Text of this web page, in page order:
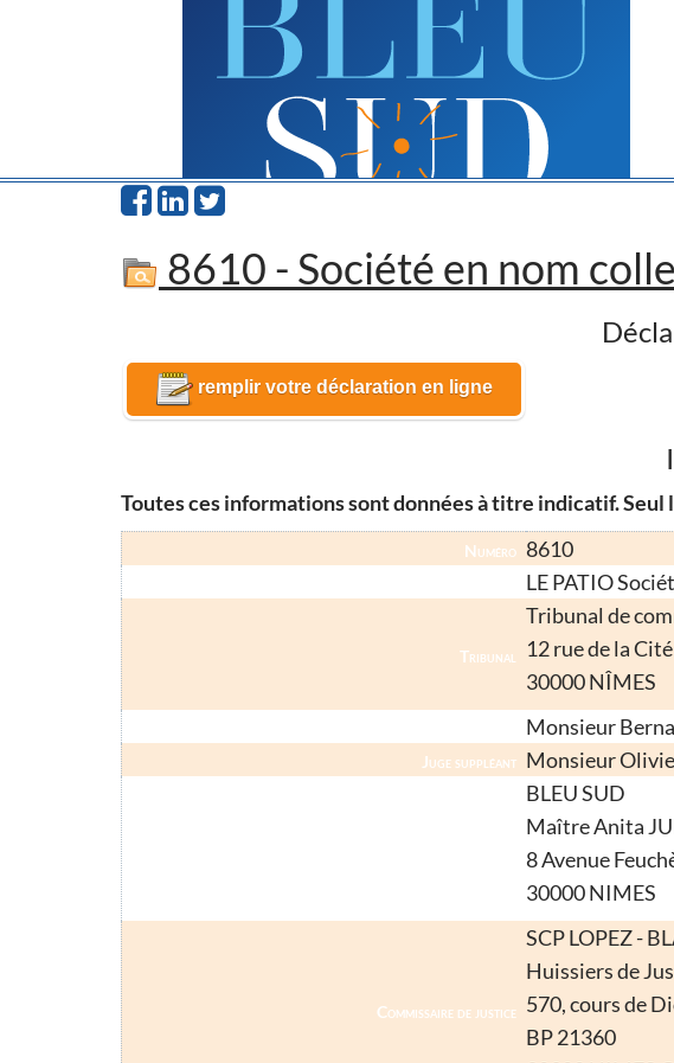
8610 - Société en nom
remplir votre déclaration en ligne
Toutes ces informations sont données à titre indicatif.
Numéro 8610
LE PATIO
Tribunal
Tribunal de
12 rue de la
30000 NÎMES
Monsieur
Juge suppléant Monsieur
BLEU SUD
Maître Anita
8 Avenue
30000 NIMES
Commissaire de justice
SCP LOPEZ -
Huissiers de
570, cours de
BP 21360